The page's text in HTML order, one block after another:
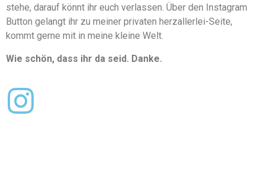
stehe, darauf könnt ihr euch verlassen. Über den Instagram
Button gelangt ihr zu meiner privaten herzallerlei-Seite,
kommt gerne mit in meine kleine Welt.
Wie schön, dass ihr da seid. Danke.